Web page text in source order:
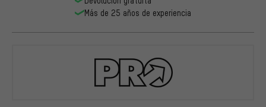
Más de 25 años de experiencia